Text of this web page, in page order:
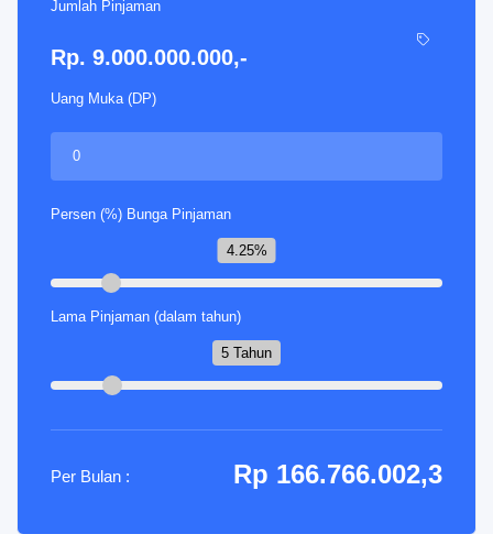
Jumlah Pinjaman
Rp. 9.000.000.000,-
Uang Muka (DP)
Persen (%) Bunga Pinjaman
4.25%
Lama Pinjaman (dalam tahun)
5 Tahun
Per Bulan : Rp 166.766.002,3